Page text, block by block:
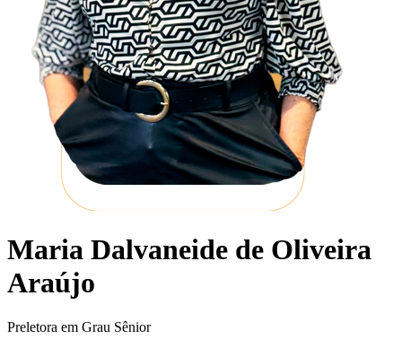
Maria Dalvaneide de Oliveira
Araújo
Preletora em Grau Sênior